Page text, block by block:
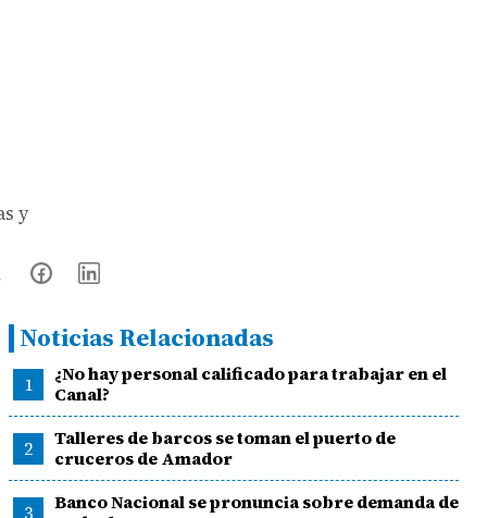
y
Noticias Relacionadas
1
¿No hay personal calificado para trabajar en el
Canal?
2
Talleres de barcos se toman el puerto de
cruceros de Amador
3
Banco Nacional se pronuncia sobre demanda de